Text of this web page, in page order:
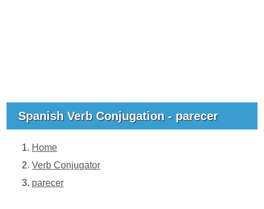
Spanish Verb Conjugation - parecer
Home
Verb Conjugator
parecer